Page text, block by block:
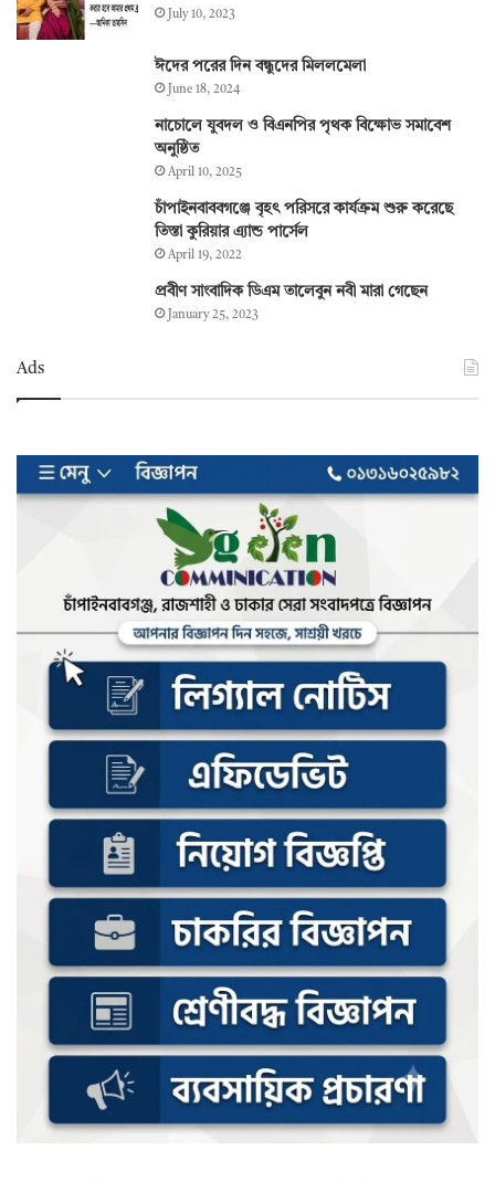
July 10, 2023
ঈদের পরের দিন বন্ধুদের মিললমেলা
June 18, 2024
নাচোলে যুবদল ও বিএনপির পৃথক বিক্ষোভ সমাবেশ
অনুষ্ঠিত
April 10, 2025
চাঁপাইনবাববগঞ্জে বৃহৎ পরিসরে কার্যক্রম শুরু করেছে
তিস্তা কুরিয়ার এ্যান্ড পার্সেল
April 19, 2022
প্রবীণ সাংবাদিক ডিএম তালেবুন নবী মারা গেছেন
January 25, 2023
Ads